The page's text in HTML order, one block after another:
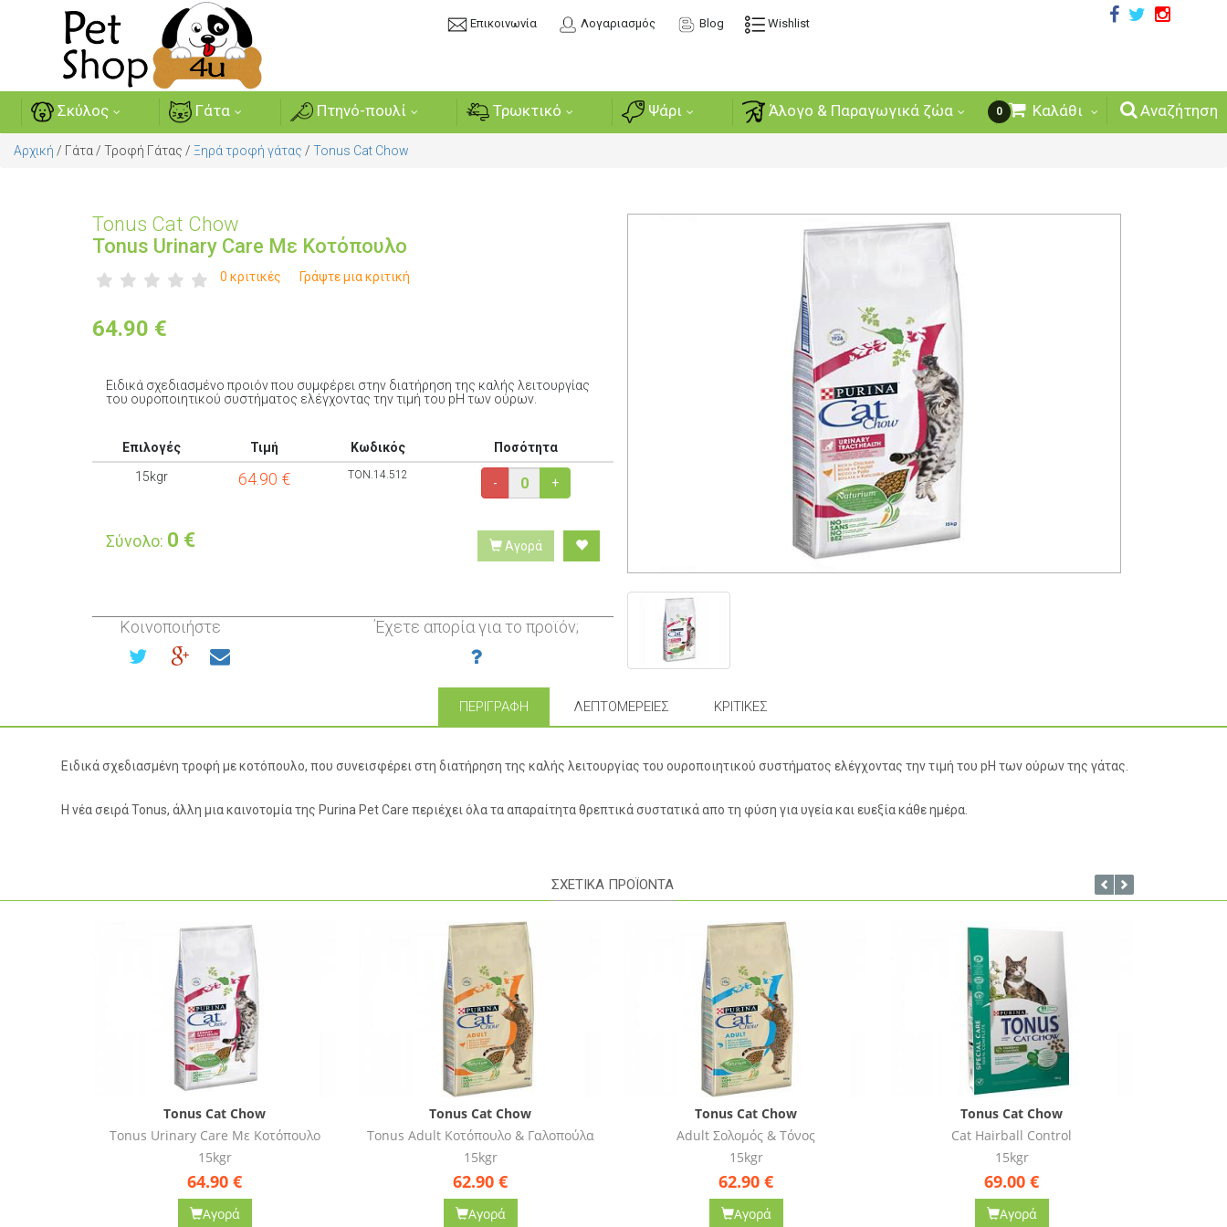
Επικοινωνία Λογαριασμός Blog Wishlist
Σκύλος Γάτα Πτηνό-πουλί Τρωκτικό Ψάρι Άλογο & Παραγωγικά ζώα Αναζήτηση
0 Καλάθι
Αρχική / Γάτα / Τροφή Γάτας / Ξηρά τροφή γάτας / Tonus Cat Chow
Tonus Cat Chow
Tonus Urinary Care Με Κοτόπουλο
0 κριτικές Γράψτε μια κριτική
64.90 €
Ειδικά σχεδιασμένο προιόν που συμφέρει στην διατήρηση της καλής λειτουργίας
του ουροποιητικού συστήματος ελέγχοντας την τιμή του pH των ούρων.
Επιλογές Τιμή Κωδικός
Ποσότητα
15kgr
64.90 € TON.14.512
- +
Σύνολο: 0 € Αγορά
Κοινοποιήστε Έχετε απορία για το προϊόν;
ΠΕΡΙΓΡΑΦΉ ΛΕΠΤΟΜΈΡΕΙΕΣ ΚΡΙΤΙΚΈΣ
Ειδικά σχεδιασμένη τροφή με κοτόπουλο, που συνεισφέρει στη διατήρηση της καλής λειτουργίας του ουροποιητικού συστήματος ελέγχοντας την τιμή του pH των ούρων της γάτας.
Η νέα σειρά Tonus, άλλη μια καινοτομία της Purina Pet Care περιέχει όλα τα απαραίτητα θρεπτικά συστατικά απο τη φύση για υγεία και ευεξία κάθε ημέρα.
ΣΧΕΤΙΚΑ ΠΡΟΪΟΝΤΑ
Tonus Cat Chow
Tonus Adult Κοτόπουλο & Γαλοπούλα
15kgr
62.90 €
Αγορά
Tonus Cat Chow
Adult Σολομός & Τόνος
15kgr
62.90 €
Αγορά
Tonus Cat Chow
Cat Hairball Control
15kgr
69.00 €
Αγορά
Tonus Cat Chow
Sterilized με Κοτόπουλο
15kgr
65.90 €
Αγορά